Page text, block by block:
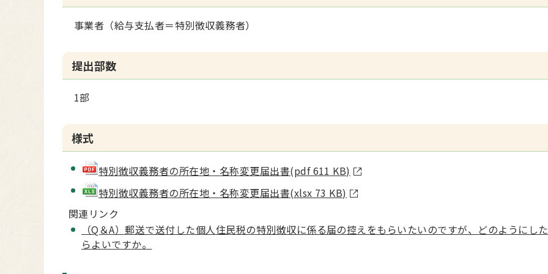
事業者（給与支払者＝特別徴収義務者）
提出部数
1部
様式
特別徴収義務者の所在地・名称変更届出書(pdf 611 KB)
特別徴収義務者の所在地・名称変更届出書(xlsx 73 KB)
関連リンク
（Q＆A）郵送で送付した個人住民税の特別徴収に係る届の控えをもらいたいのですが、どのようにした
らよいですか。